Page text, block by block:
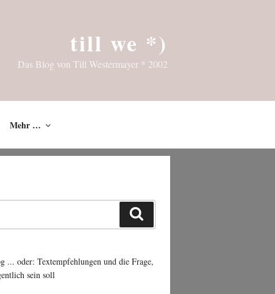
till we *)
Das Blog von Till Westermayer * 2002
Mehr …
... oder: Textempfehlungen und die Frage,
sein soll